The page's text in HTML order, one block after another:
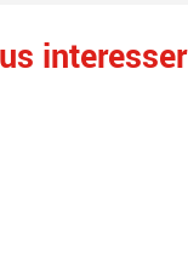
interesser